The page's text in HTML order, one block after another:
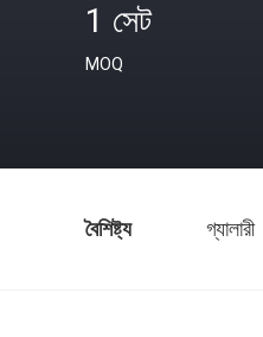
1 সেট
MOQ
বৈশিষ্ট্য গ্যালারী